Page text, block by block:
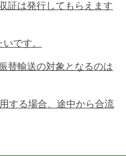
証は発行してもらえます
です。
替輸送の対象となるのは
する場合、途中から合流